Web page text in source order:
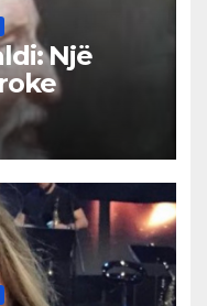
Një